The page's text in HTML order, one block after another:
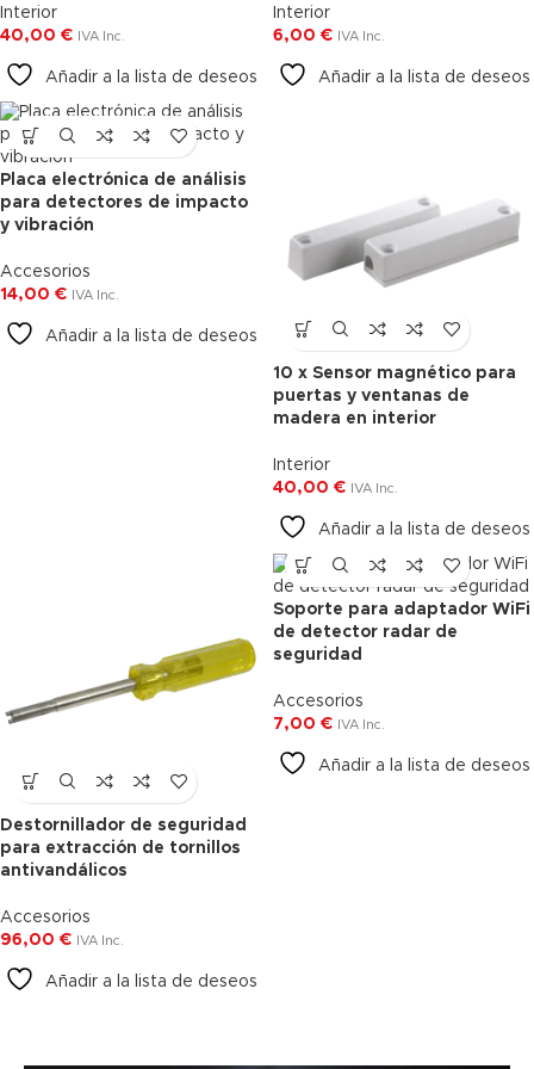
Interior
40,00 € IVA Inc.
Añadir a la lista de deseos
Interior
6,00 € IVA Inc.
Añadir a la lista de deseos
Agotado
Placa electrónica de análisis
para detectores de impacto
y vibración
Accesorios
14,00 € IVA Inc.
Añadir a la lista de deseos
10 x Sensor magnético para
puertas y ventanas de
madera en interior
Interior
40,00 € IVA Inc.
Añadir a la lista de deseos
Destornillador de seguridad
para extracción de tornillos
antivandálicos
Accesorios
96,00 € IVA Inc.
Añadir a la lista de deseos
Soporte para adaptador WiFi
de detector radar de
seguridad
Accesorios
7,00 € IVA Inc.
Añadir a la lista de deseos